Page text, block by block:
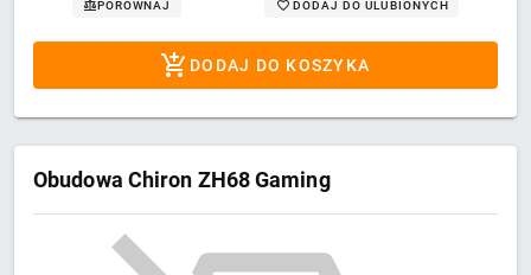
PORÓWNAJ DODAJ DO ULUBIONYCH
DODAJ DO KOSZYKA
Obudowa Chiron ZH68 Gaming